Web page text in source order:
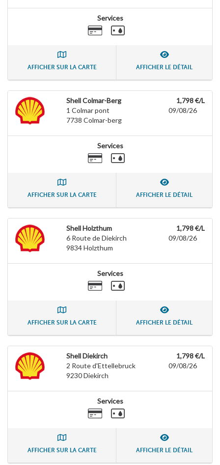
Services
AFFICHER SUR LA CARTE AFFICHER LE DÉTAIL
Shell Colmar-Berg
1 Colmar pont
7738 Colmar-berg
1,798 €/L
09/08/26
Services
AFFICHER SUR LA CARTE AFFICHER LE DÉTAIL
Shell Holzthum
6 Route de Diekirch
9834Holzthum
1,798 €/L
09/08/26
Services
AFFICHER SUR LA CARTE AFFICHER LE DÉTAIL
Shell Diekirch
2 Route d'Ettellebruck
9230Diekirch
1,798 €/L
09/08/26
Services
AFFICHER SUR LA CARTE AFFICHER LE DÉTAIL